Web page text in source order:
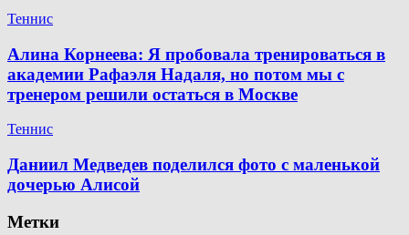
Теннис
Алина Корнеева: Я пробовала тренироваться в
академии Рафаэля Надаля, но потом мы с
тренером решили остаться в Москве
Теннис
Даниил Медведев поделился фото с маленькой
дочерью Алисой
Метки